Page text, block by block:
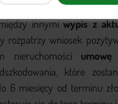
dokumentu tego musimy
między innymiwypis z
rozpatrzy wniosek
nieruchomości
które
6 miesięcy od terminu